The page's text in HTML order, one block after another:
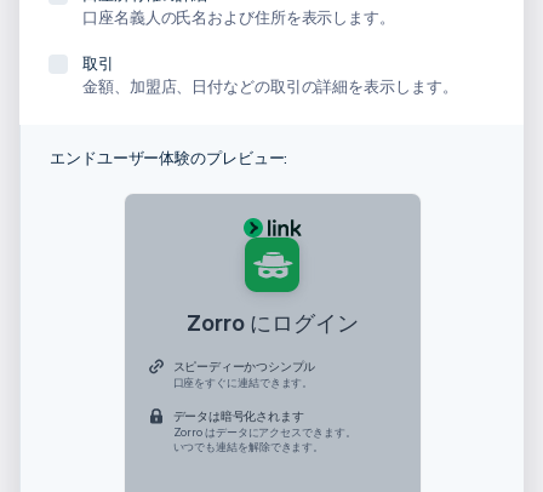
口座名義人の氏名および住所を表示します。
取引
金額、加盟店、日付などの取引の詳細を表示します。
エンドユーザー体験のプレビュー:
Zorro にログイン
スピーディーかつシンプル
口座をすぐに連結できます。
データは暗号化されます
Zorro はデータにアクセスできます。
いつでも連結を解除できます。
アイルランド